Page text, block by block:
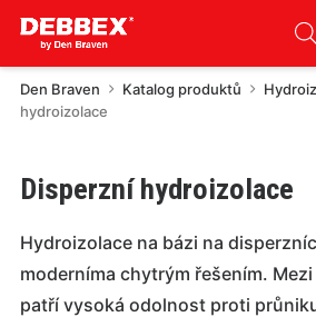
Den Braven Katalog produktů
hydroizolace
Disperzní hydroizolace
Hydroizolace na bázi na
moderníma chytrým řešením.
patří vysoká odolnost proti